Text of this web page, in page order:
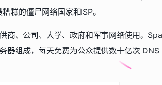
糕的僵尸网络国家和ISP。
商、公司、大学、政府和军事网络使用。Spa
器组成，每天免费为公众提供数十亿次 DNS